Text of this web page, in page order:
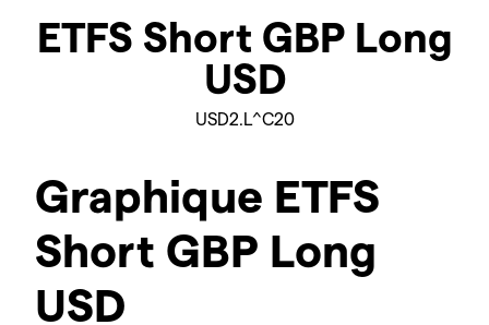
ETFS Short GBP Long
USD
USD2.L^C20
Graphique ETFS
Short GBP Long
USD